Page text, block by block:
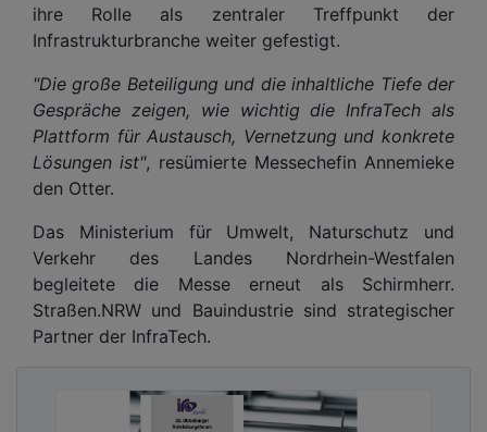
ihre Rolle als zentraler Treffpunkt der
Infrastrukturbranche weiter gefestigt.
"Die große Beteiligung und die inhaltliche Tiefe der
Gespräche zeigen, wie wichtig die InfraTech als
Plattform für Austausch, Vernetzung und konkrete
Lösungen ist", resümierte Messechefin Annemieke
den Otter.
Das Ministerium für Umwelt, Naturschutz und
Verkehr des Landes Nordrhein-Westfalen
begleitete die Messe erneut als Schirmherr.
Straßen.NRW und Bauindustrie sind strategischer
Partner der InfraTech.